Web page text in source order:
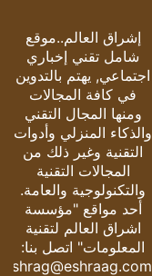
إشراق العالم..موقع
شامل تقني إخباري
اجتماعي, يهتم بالتدوين
في كافة المجالات
ومنها المجال التقني
والذكاء المنزلي وأدوات
التقنية وغير ذلك من
المجالات التقنية
والتكنولوجية والعامة.
أحد مواقع "مؤسسة
اشراق العالم لتقنية
المعلومات" اتصل بنا:
eshrag@eshraag.com